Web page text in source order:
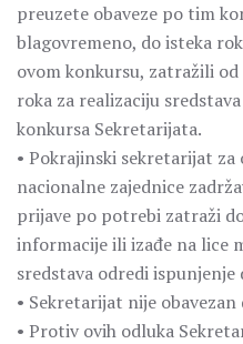
preuzete obaveze po tim
blagovremeno, do isteka
ovom konkursu, zatražili
roka za realizaciju
konkursa Sekretarijata.
• Pokrajinski sekretarijat
nacionalne zajednice
prijave po potrebi zatraži
informacije ili izađe na lice
sredstava odredi
• Sekretarijat nije
• Protiv ovih odluka